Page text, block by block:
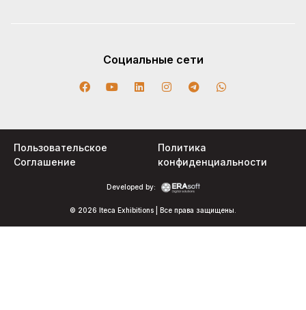
Социальные сети
© 2026 Iteca Exhibitions | Все права защищены.
Developed by:
Пользовательское
Соглашение
Политика
конфиденциальности